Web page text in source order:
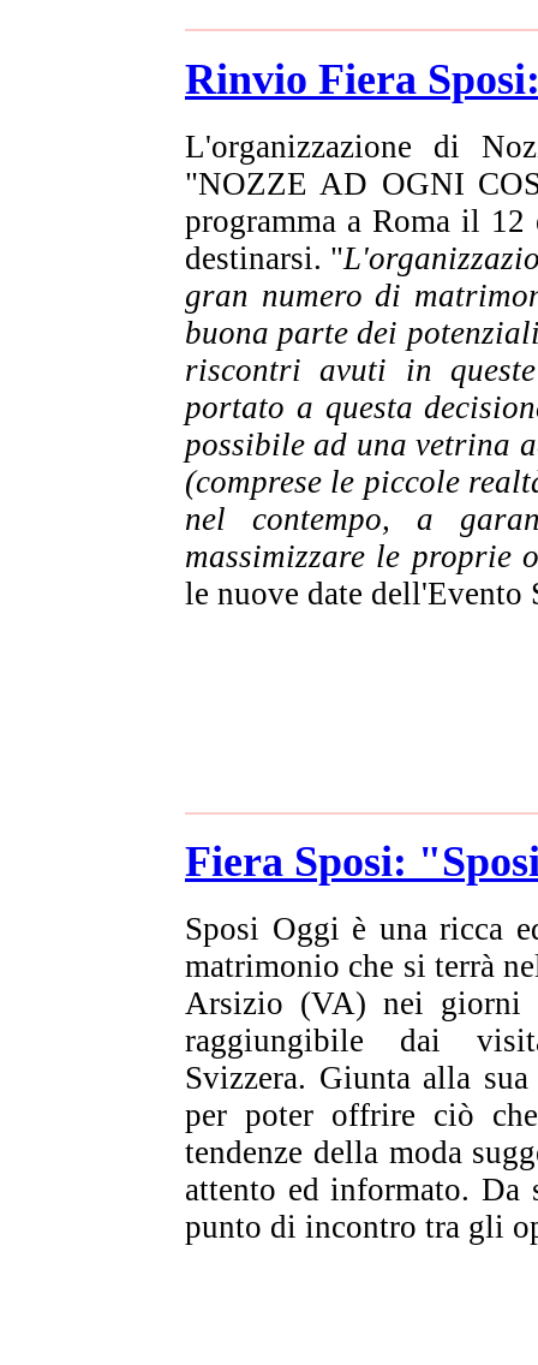
Rinvio Fiera
L'organizzazione di
"NOZZE AD OGNI
programma a Roma il
destinarsi. "
gran numero di
buona parte dei
riscontri avuti in
portato a questa
possibile ad una vetrina
(comprese le piccole
nel contempo, a
massimizzare le proprie
le nuove date dell'Evento
Fiera Sposi:
Sposi Oggi è una ricca
matrimonio che si terrà
Arsizio (VA) nei giorni
raggiungibile dai
Svizzera. Giunta alla
per poter offrire ciò
tendenze della moda
attento ed informato. Da
punto di incontro tra gli